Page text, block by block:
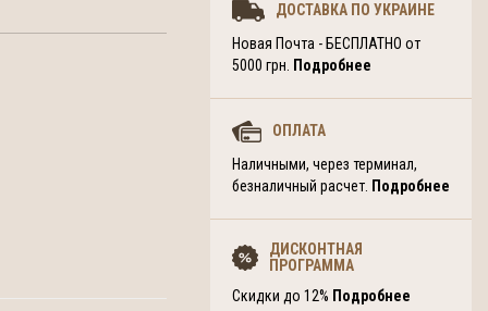
ДОСТАВКА ПО УКРАИНЕ
Новая Почта - БЕСПЛАТНО от
5000 грн.
Подробнее
ОПЛАТА
Наличными, через терминал,
безналичный расчет. Подробнее
ДИСКОНТНАЯ
ПРОГРАММА
Скидки до 12% Подробнее